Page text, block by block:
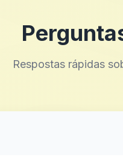
Respostas rápidas